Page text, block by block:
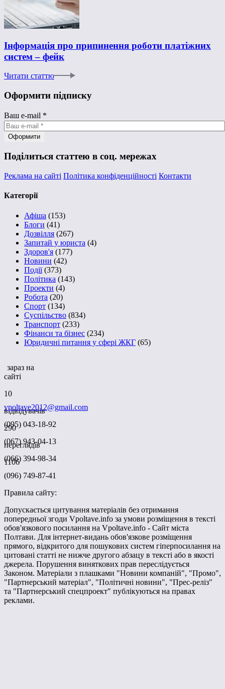
Інформація про припинення роботи платіжних
систем – фейк
Читати статтю
Оформити підписку
Ваш e-mail *
Поділиться статтею в соц. мережах
Реклама на сайті Політика конфіденційності Контакти
Категорії
Афіша (153)
Блоги (41)
Дозвілля (267)
Запитай у юриста (4)
Здоров'я (177)
Новини (42)
Події(373)
Політика (143)
Проекти (4)
Робота (20)
Спорт (134)
Суспільство (834)
Транспорт (233)
Фінанси та бізнес (234)
Юридичні питання у сфері ЖКГ (65)
зараз на
сайті
10
відвідувачів
290
переглядів
1106
vpoltave2012@gmail.com
(095) 043-18-92
(067) 943-04-13
(066) 394-98-34
(096) 749-87-41
Правила сайту:
Допускається цитування матеріалів без отримання
попередньої згоди Vpoltave.info за умови розміщення в тексті
обов'язкового посилання на Vpoltave.info - Сайт міста
Полтави. Для інтернет-видань обов'язкове розміщення
прямого, відкритого для пошукових систем гіперпосилання на
цитовані статті не нижче другого абзацу в тексті або в якості
джерела. Порушення виняткових прав переслідується
Законом. Матеріали з плашками "Новини компаній", "Промо",
"Партнерський матеріал", "Політичні новини", "Прес-реліз"
та "Партнерський спецпроект" публікуються на правах
реклами.